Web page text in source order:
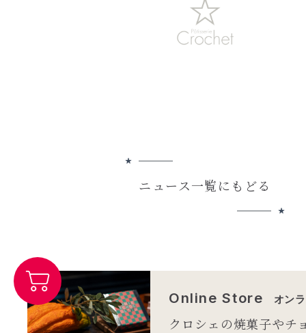
ニュース一覧にもどる
Online Store オン
クロシェの焼菓子やチ